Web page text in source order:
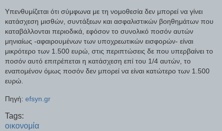
Υπενθυμίζεται ότι σύμφωνα με τη νομοθεσία δεν μπορεί να γίνει
κατάσχεση μισθών, συντάξεων και ασφαλιστικών βοηθημάτων που
καταβάλλονται περιοδικά, εφόσον το συνολικό ποσόν αυτών
μηνιαίως -αφαιρουμένων των υποχρεωτικών εισφορών- είναι
μικρότερο των 1.500 ευρώ, στις περιπτώσεις δε που υπερβαίνει το
ποσόν αυτό επιτρέπεται η κατάσχεση επί του 1/4 αυτών, το
εναπομένον όμως ποσόν δεν μπορεί να είναι κατώτερο των 1.500
ευρώ.
Πηγή: efsyn.gr
Tags:
οικονομία